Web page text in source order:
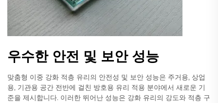
우수한 안전 및 보안 성능
맞춤형 이중 강화 적층 유리의 안전성 및 보안 성능은 주거용, 상업
용, 기관용 공간 전반에 걸친 방호용 유리 적용 분야에서 새로운 기
준을 제시합니다. 이러한 뛰어난 성능은 강화 유리의 강도와 적층 구